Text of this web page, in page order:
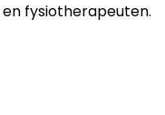
fysiotherapeuten.